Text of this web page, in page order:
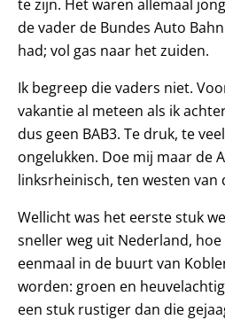
te zijn. Het waren allemaal
de vader de Bundes Auto
had; vol gas naar het zuiden.
Ik begreep die vaders niet.
vakantie al meteen als ik
dus geen BAB3. Te druk, te
ongelukken. Doe mij maar de
linksrheinisch, ten westen van
Wellicht was het eerste stuk
sneller weg uit Nederland,
eenmaal in de buurt van
worden: groen en
een stuk rustiger dan die